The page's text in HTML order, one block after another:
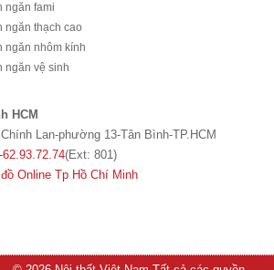
ngăn fami
ngăn thạch cao
ngăn nhôm kính
ngăn vệ sinh
HCM
Lan-phường 13-Tân Bình-TP.HCM
62.93.72.74(Ext: 801)
Online Tp Hồ Chí Minh